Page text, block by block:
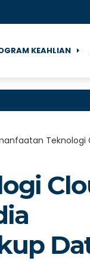
KEAHLIAN
Teknologi